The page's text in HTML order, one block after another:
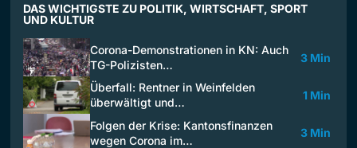
DAS WICHTIGSTE ZU POLITIK, WIRTSCHAFT, SPORT
UND KULTUR
Corona-Demonstrationen in KN: Auch
TG-Polizisten…
3 Min
Überfall: Rentner in Weinfelden
überwältigt und…
1 Min
Folgen der Krise: Kantonsfinanzen
wegen Corona im…
3 Min